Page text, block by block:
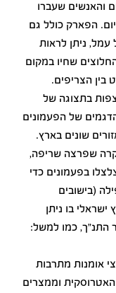
והאנשים שעברו
הפארק כולל גם
ניתן לראות
שחיו במקום
בין הצריפים.
בתצוגה של
של הפעמונים
שונים בארץ.
שפרצה שריפה,
בפעמונים כדי
(בישובים
ישראלי בו ניתן
התנ"ך, כמו למשל:
אומנות מתרבות
האטרוסקית וממצרים